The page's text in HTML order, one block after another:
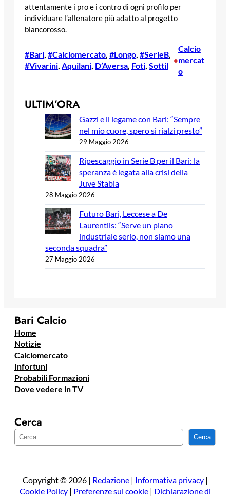
attentamente i pro e i contro di ogni profilo per
individuare l’allenatore più adatto al progetto
biancorosso.
#Bari #Calciomercato #Longo #SerieB
#Vivarini Aquilani D’Aversa Foti Sottil
•
Calcio
mercat
o
ULTIM’ORA
Gazzi e il legame con Bari: “Sempre
nel mio cuore, spero si rialzi presto”
29 Maggio 2026
Ripescaggio in Serie B per il Bari: la
speranza è legata alla crisi della
Juve Stabia
28 Maggio 2026
Futuro Bari, Leccese a De
Laurentiis: “Serve un piano
industriale serio, non siamo una
seconda squadra”
27 Maggio 2026
Bari Calcio
Home
Notizie
Calciomercato
Infortuni
Probabili Formazioni
Dove vedere in TV
Cerca
e
a
Cerca
Copyright © 2026 | Redazione | Informativa privacy|
Cookie Policy| Preferenze sui cookie| Dichiarazione di